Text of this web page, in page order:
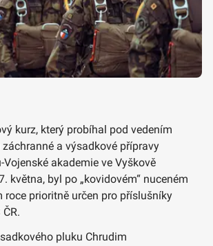
kurz, který probíhal pod vedením
a výsadkové přípravy
akademie ve Vyškově
května, byl po „kovidovém“ nuceném
roce prioritně určen pro příslušníky
pluku Chrudim